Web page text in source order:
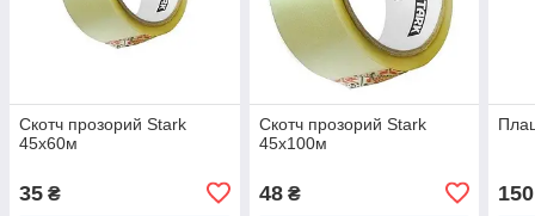
Скотч прозорий Stark
45х60м
35 ₴
Скотч прозорий Stark
45х100м
48₴ 150